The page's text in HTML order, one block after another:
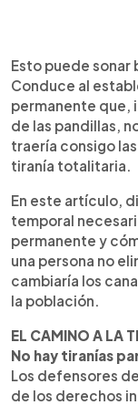
Esto puede sonar
Conduce al
permanente que,
de las pandillas,
traería consigo
tiranía totalitaria.
En este artículo,
temporal
permanente y
una persona no
cambiaría los
la población.
EL CAMINO A LA
No hay tiranías
Los defensores
de los derechos